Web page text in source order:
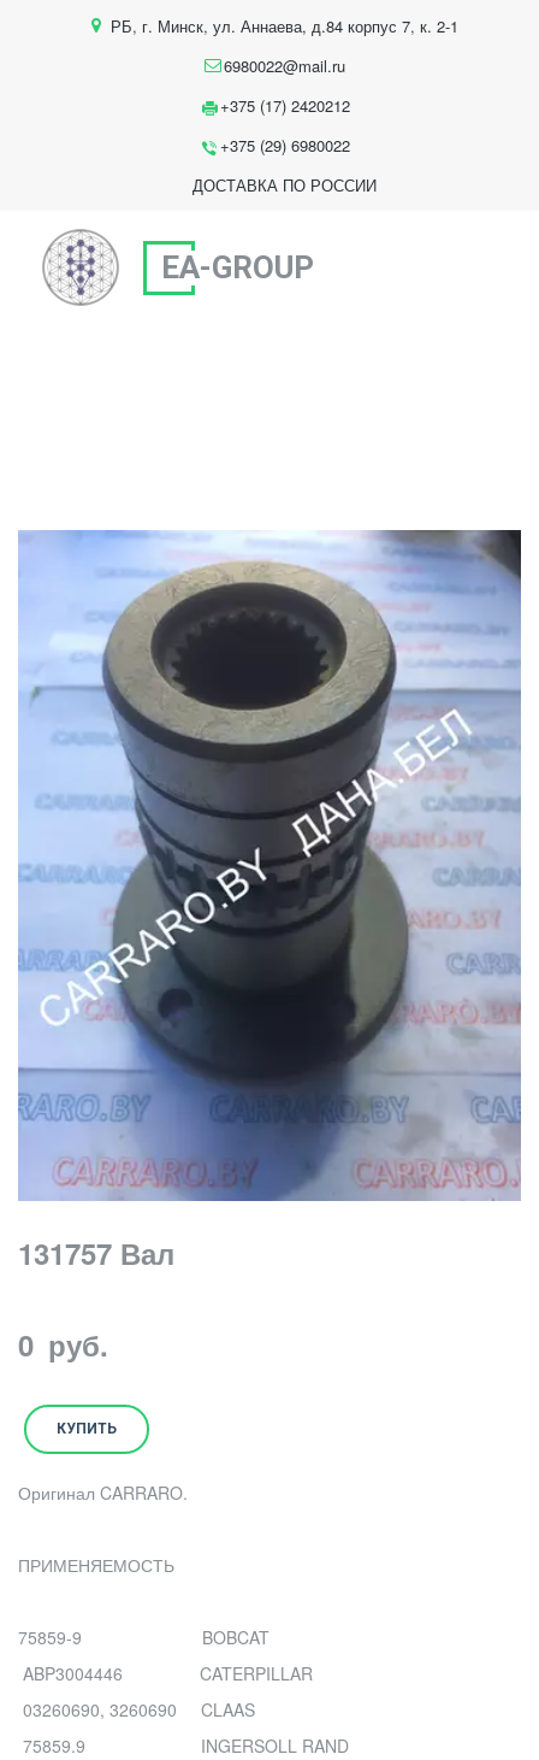
РБ, г. Минск, ул. Аннаева, д.84 корпус 7, к. 2-1
6980022@mail.ru
+375 (17) 2420212
+375 (29) 6980022
ДОСТАВКА ПО РОССИИ
EA-GROUP
131757 Вал
0 руб.
КУПИТЬ
Оригинал CARRARO.
ПРИМЕНЯЕМОСТЬ
75859-9 BOBCAT
ABP3004446 CATERPILLAR
03260690, 3260690 CLAAS
75859.9 INGERSOLL RAND